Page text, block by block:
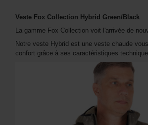
Veste Fox Collection Hybrid Green/Black
La gamme Fox Collection voit l'arrivée de
Notre veste Hybrid est une veste chaude
confort grâce à ses caractéristiques